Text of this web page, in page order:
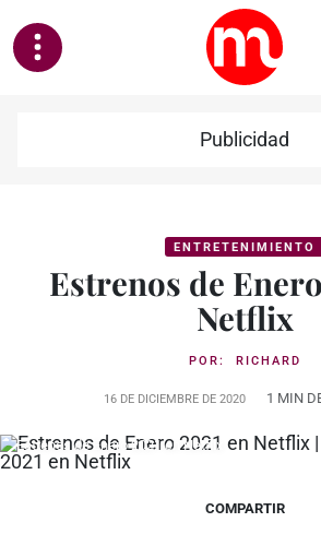
Publicidad
ENTRETENIMIENTO
Estrenos de
Netflix
POR: RICHARD
16 DE DICIEMBRE DE 2020 1 MIN
Estrenos de Enero 2021 en Netflix
COMPARTIR